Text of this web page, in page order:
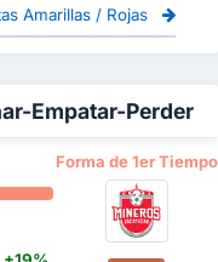
Amarillas / Rojas
Empatar-Perder
Forma de 1er Tiempo